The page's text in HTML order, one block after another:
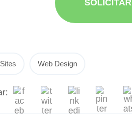
Web Design